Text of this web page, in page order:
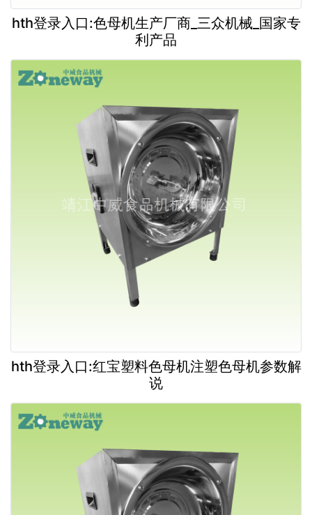
hth登录入口:色母机生产厂商_三众机械_国家专
利产品
hth登录入口:红宝塑料色母机注塑色母机参数解
说